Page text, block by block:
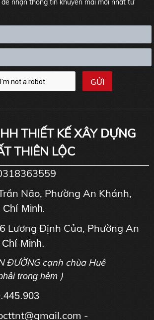
để nhận thông tin khuyến mãi mới nhất từ
THIẾT KẾ XÂY DỰNG
THIÊN LỘC
Não, Phường An Khánh,
Chí Minh.
Lương Định Của, Phường An
Minh.
ĐƯỜNG cạnh chùa Huê
trong hẻm )
-